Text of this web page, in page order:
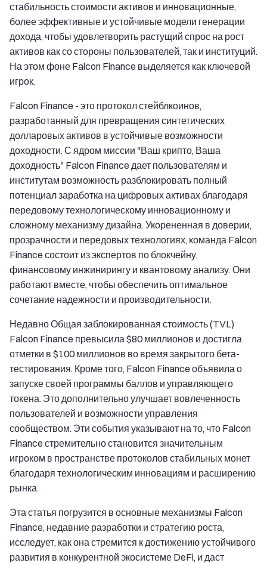
стабильность стоимости активов и инновационные,
более эффективные и устойчивые модели генерации
дохода, чтобы удовлетворить растущий спрос на рост
активов как со стороны пользователей, так и институций.
На этом фоне Falcon Finance выделяется как ключевой
игрок.
Falcon Finance - это протокол стейблкоинов,
разработанный для превращения синтетических
долларовых активов в устойчивые возможности
доходности. С ядром миссии "Ваш крипто, Ваша
доходность" Falcon Finance дает пользователям и
институтам возможность разблокировать полный
потенциал заработка на цифровых активах благодаря
передовому технологическому инновационному и
сложному механизму дизайна. Укорененная в доверии,
прозрачности и передовых технологиях, команда Falcon
Finance состоит из экспертов по блокчейну,
финансовому инжинирингу и квантовому анализу. Они
работают вместе, чтобы обеспечить оптимальное
сочетание надежности и производительности.
Недавно Общая заблокированная стоимость (TVL)
Falcon Finance превысила $80 миллионов и достигла
отметки в $100 миллионов во время закрытого бета-
тестирования. Кроме того, Falcon Finance объявила о
запуске своей программы баллов и управляющего
токена. Это дополнительно улучшает вовлеченность
пользователей и возможности управления
сообществом. Эти события указывают на то, что Falcon
Finance стремительно становится значительным
игроком в пространстве протоколов стабильных монет
благодаря технологическим инновациям и расширению
рынка.
Эта статья погрузится в основные механизмы Falcon
Finance, недавние разработки и стратегию роста,
исследует, как она стремится к достижению устойчивого
развития в конкурентной экосистеме DeFi, и даст